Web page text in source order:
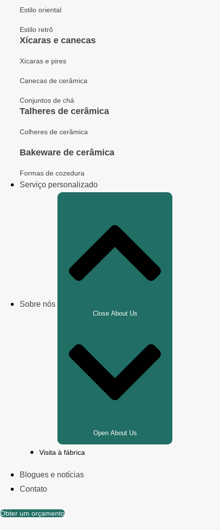
Estilo oriental
Estilo retrô
Xícaras e canecas
Xícaras e pires
Canecas de cerâmica
Conjuntos de chá
Talheres de cerâmica
Colheres de cerâmica
Bakeware de cerâmica
Formas de cozedura
Serviço personalizado
Sobre nós
Close About Us
Open About Us
Visita à fábrica
Blogues e notícias
Contato
Obter um orçamento